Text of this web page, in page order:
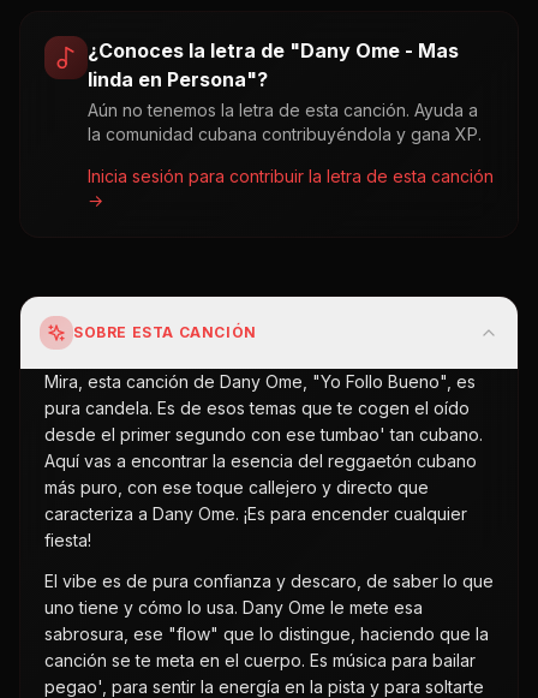
¿Conoces la letra de "Dany Ome - Mas
linda en Persona"?
Aún no tenemos la letra de esta canción. Ayuda a
la comunidad cubana contribuyéndola y gana XP.
Inicia sesión para contribuir la letra de esta canción
→
SOBRE ESTA CANCIÓN
Mira, esta canción de Dany Ome, "Yo Follo Bueno", es
pura candela. Es de esos temas que te cogen el oído
desde el primer segundo con ese tumbao' tan cubano.
Aquí vas a encontrar la esencia del reggaetón cubano
más puro, con ese toque callejero y directo que
caracteriza a Dany Ome. ¡Es para encender cualquier
fiesta!
El vibe es de pura confianza y descaro, de saber lo que
uno tiene y cómo lo usa. Dany Ome le mete esa
sabrosura, ese "flow" que lo distingue, haciendo que la
canción se te meta en el cuerpo. Es música para bailar
pegao', para sentir la energía en la pista y para soltarte